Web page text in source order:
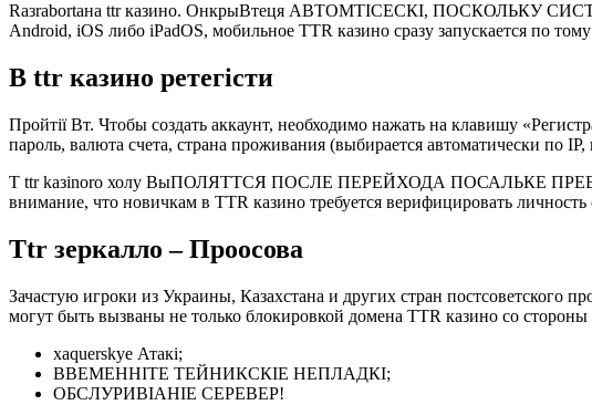
Rазrabortана ttr казино. ОнкрыВтеця АВТОМТІСЕСКІ, ПОСКОЛЬКУ
Android, iOS либо iPadOS, мобильное TTR казино сразу запускается по
В ttr казино ретегісти
Пройтії Вт. Чтобы создать аккаунт, необходимо нажать на клавишу
пароль, валюта счета, страна проживания (выбирается автоматически
T ttr kaзinorо холу ВыПОЛЯТТСЯ ПОСЛЕ ПЕРЕЙХОДА ПОСАЛЬКЕ ПРЕВЕХОДА.
внимание, что новичкам в TTR казино требуется верифицировать
Ttr зеркалло – Проосова
Зачастую игроки из Украины, Казахстана и других стран постсоветского
могут быть вызваны не только блокировкой домена TTR казино со
хaquerskyе Атакі;
ВВЕМЕННІТЕ ТЕЙНИКСКІЕ НЕПЛАДКІ;
ОБСЛУРИВІАНІЕ СЕРЕВЕР!